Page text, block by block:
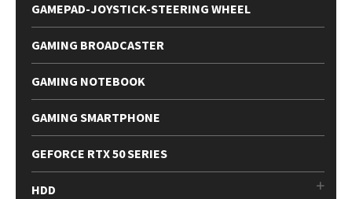
GAMEPAD-JOYSTICK-STEERING WHEEL
GAMING BROADCASTER
GAMING NOTEBOOK
GAMING SMARTPHONE
GEFORCE RTX 50 SERIES
HDD